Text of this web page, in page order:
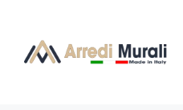
contenuto